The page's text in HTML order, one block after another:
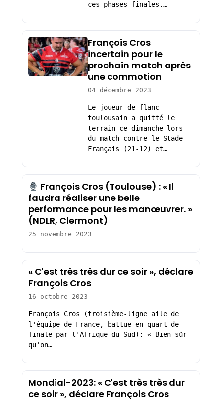
ces phases finales.…
François Cros
incertain pour le
prochain match après
une commotion
04 décembre 2023
Le joueur de flanc
toulousain a quitté le
terrain ce dimanche lors
du match contre le Stade
Français (21-12) et…
François Cros (Toulouse) : « Il
faudra réaliser une belle
performance pour les manœuvrer. »
(NDLR, Clermont)
25 novembre 2023
« C'est très très dur ce soir », déclare
François Cros
16 octobre 2023
François Cros (troisième-ligne aile de
l'équipe de France, battue en quart de
finale par l'Afrique du Sud): « Bien sûr
qu'on…
Mondial-2023: « C'est très très dur
ce soir », déclare François Cros